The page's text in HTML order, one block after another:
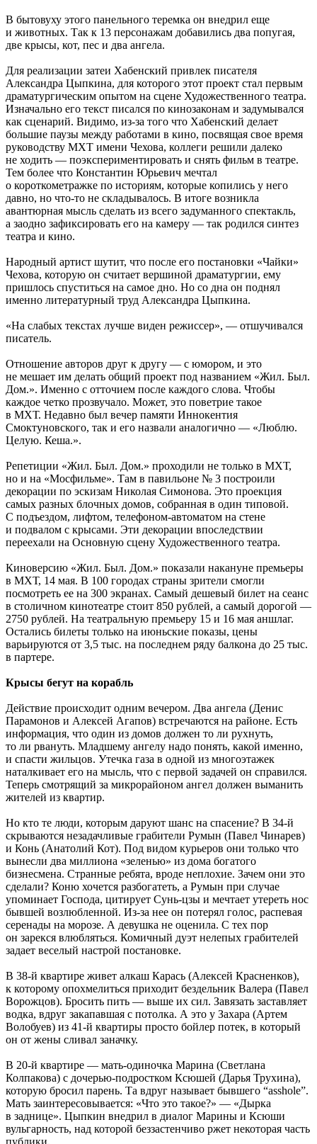
В бытовуху этого панельного теремка он внедрил еще
и животных. Так к 13 персонажам добавились два попугая,
две крысы, кот, пес и два ангела.
Для реализации затеи Хабенский привлек писателя
Александра Цыпкина, для которого этот проект стал первым
драматургическим опытом на сцене Художественного театра.
Изначально его текст писался по кинозаконам и задумывался
как сценарий. Видимо, из-за того что Хабенский делает
большие паузы между работами в кино, посвящая свое время
руководству МХТ имени Чехова, коллеги решили далеко
не ходить — поэкспериментировать и снять фильм в театре.
Тем более что Константин Юрьевич мечтал
о короткометражке по историям, которые копились у него
давно, но что-то не складывалось. В итоге возникла
авантюрная мысль сделать из всего задуманного спектакль,
а заодно зафиксировать его на камеру — так родился синтез
театра и кино.
Народный артист шутит, что после его постановки «Чайки»
Чехова, которую он считает вершиной драматургии, ему
пришлось спуститься на самое дно. Но со дна он поднял
именно литературный труд Александра Цыпкина.
«На слабых текстах лучше виден режиссер», — отшучивался
писатель.
Отношение авторов друг к другу — с юмором, и это
не мешает им делать общий проект под названием «Жил. Был.
Дом.». Именно с отточием после каждого слова. Чтобы
каждое четко прозвучало. Может, это поветрие такое
в МХТ. Недавно был вечер памяти Иннокентия
Смоктуновского, так и его назвали аналогично — «Люблю.
Целую. Кеша.».
Репетиции «Жил. Был. Дом.» проходили не только в МХТ,
но и на «Мосфильме». Там в павильоне № 3 построили
декорации по эскизам Николая Симонова. Это проекция
самых разных блочных домов, собранная в один типовой.
С подъездом, лифтом, телефоном-автоматом на стене
и подвалом с крысами. Эти декорации впоследствии
переехали на Основную сцену Художественного театра.
Киноверсию «Жил. Был. Дом.» показали накануне премьеры
в МХТ, 14 мая. В 100 городах страны зрители смогли
посмотреть ее на 300 экранах. Самый дешевый билет на сеанс
в столичном кинотеатре стоит 850 рублей, а самый дорогой —
2750 рублей. На театральную премьеру 15 и 16 мая аншлаг.
Остались билеты только на июньские показы, цены
варьируются от 3,5 тыс. на последнем ряду балкона до 25 тыс.
в партере.
Крысы бегут на корабль
Действие происходит одним вечером. Два ангела (Денис
Парамонов и Алексей Агапов) встречаются на районе. Есть
информация, что один из домов должен то ли рухнуть,
то ли рвануть. Младшему ангелу надо понять, какой именно,
и спасти жильцов. Утечка газа в одной из многоэтажек
наталкивает его на мысль, что с первой задачей он справился.
Теперь смотрящий за микрорайоном ангел должен выманить
жителей из квартир.
Но кто те люди, которым даруют шанс на спасение? В 34-й
скрываются незадачливые грабители Румын (Павел Чинарев)
и Конь (Анатолий Кот). Под видом курьеров они только что
вынесли два миллиона «зеленью» из дома богатого
бизнесмена. Странные ребята, вроде неплохие. Зачем они это
сделали? Коню хочется разбогатеть, а Румын при случае
упоминает Господа, цитирует Сунь-цзы и мечтает утереть нос
бывшей возлюбленной. Из-за нее он потерял голос, распевая
серенады на морозе. А девушка не оценила. С тех пор
он зарекся влюбляться. Комичный дуэт нелепых грабителей
задает веселый настрой постановке.
В 38-й квартире живет алкаш Карась (Алексей Красненков),
к которому опохмелиться приходит бездельник Валера (Павел
Ворожцов). Бросить пить — выше их сил. Завязать заставляет
водка, вдруг закапавшая с потолка. А это у Захара (Артем
Волобуев) из 41-й квартиры просто бойлер потек, в который
он от жены сливал заначку.
В 20-й квартире — мать-одиночка Марина (Светлана
Колпакова) с дочерью-подростком Ксюшей (Дарья Трухина),
которую бросил парень. Та вдруг называет бывшего “asshole”.
Мать заинтересовывается: «Что это такое?» — «Дырка
в заднице». Цыпкин внедрил в диалог Марины и Ксюши
вульгарность, над которой беззастенчиво ржет некоторая часть